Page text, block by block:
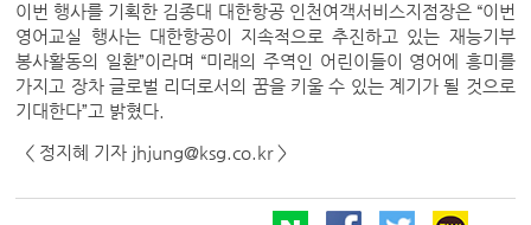
이번 행사를 기획한 김종대 대한항공 인천여객서비스지점장은 “이번
영어교실 행사는 대한항공이 지속적으로 추진하고 있는 재능기부
봉사활동의 일환”이라며 “미래의 주역인 어린이들이 영어에 흥미를
가지고 장차 글로벌 리더로서의 꿈을 키울 수 있는 계기가 될 것으로
기대한다”고 밝혔다.
< 정지혜 기자 jhjung@ksg.co.kr >